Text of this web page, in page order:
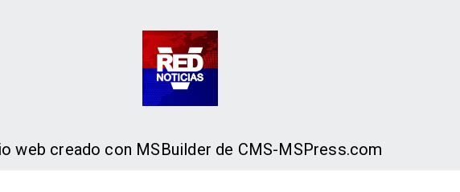
web creado con MSBuilder de CMS-MSPress.com